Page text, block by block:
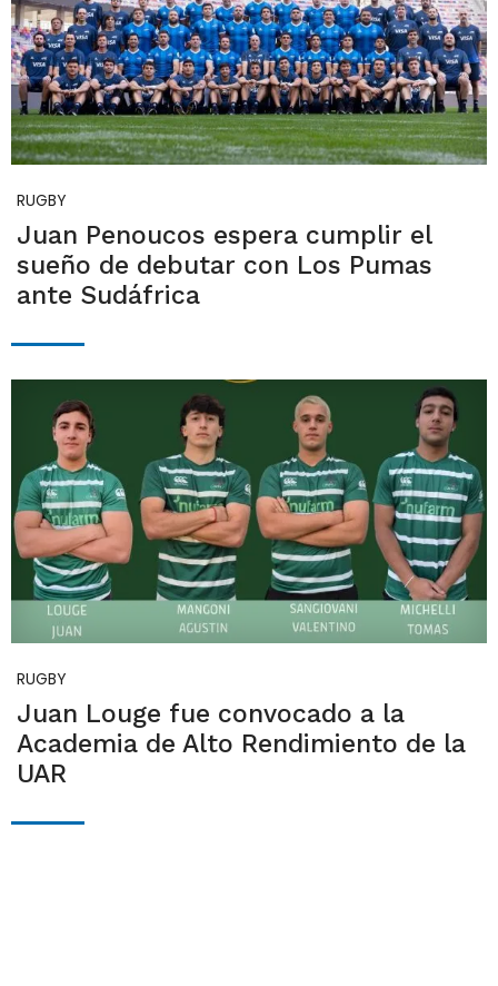
RUGBY
Juan Penoucos espera cumplir el
sueño de debutar con Los Pumas
ante Sudáfrica
RUGBY
Juan Louge fue convocado a la
Academia de Alto Rendimiento de la
UAR